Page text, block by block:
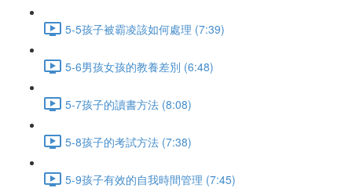
5-5孩子被霸凌該如何處理 (7:39)
5-6男孩女孩的教養差別 (6:48)
5-7孩子的讀書方法 (8:08)
5-8孩子的考試方法 (7:38)
5-9孩子有效的自我時間管理 (7:45)